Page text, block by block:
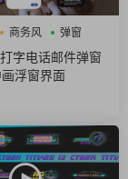
商务风 弹窗
字电话邮件弹窗
浮窗界面